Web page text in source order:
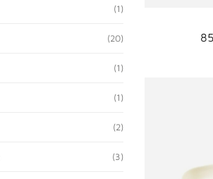
(1)
(20)
(1)
(1)
(2)
(3)